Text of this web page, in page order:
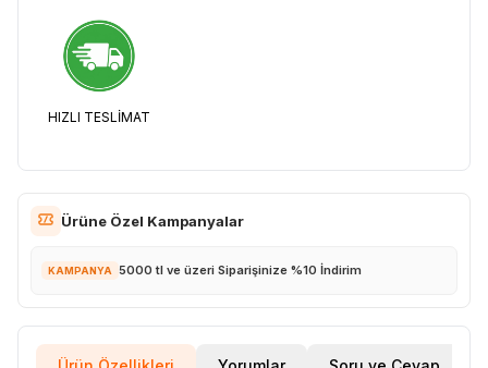
HIZLI TESLİMAT
Ürüne Özel Kampanyalar
KAMPANYA 5000 tl ve üzeri Siparişinize %10 İndirim